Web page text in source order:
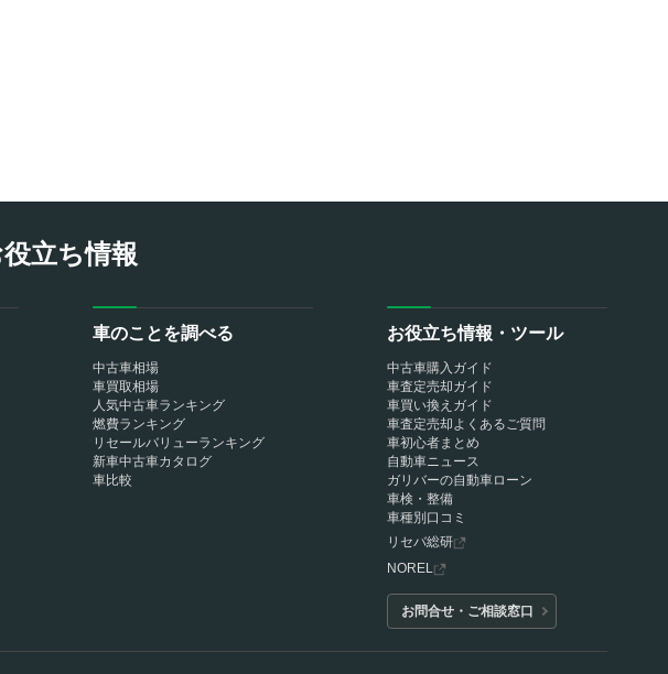
立ち情報
車のことを調べる
中古車相場
車買取相場
人気中古車ランキング
燃費ランキング
リセールバリューランキング
新車中古車カタログ
車比較
お役立ち情報・ツール
中古車購入ガイド
車査定売却ガイド
車買い換えガイド
車査定売却よくあるご質問
車初心者まとめ
自動車ニュース
ガリバーの自動車ローン
車検・整備
車種別口コミ
リセバ総研
NOREL
お問合せ・ご相談窓口